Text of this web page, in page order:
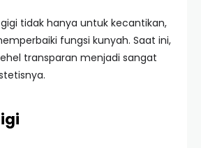
tidak hanya untuk kecantikan,
fungsi kunyah. Saat ini,
transparan menjadi sangat